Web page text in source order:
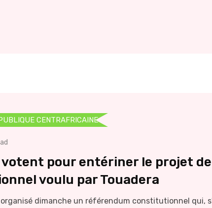
CENTRAFRICAINE
pour entériner le projet de
voulu par Touadera
dimanche un référendum constitutionnel qui,